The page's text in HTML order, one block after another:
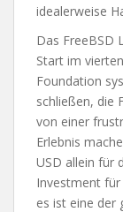
idealerweise
Das FreeBSD
Start im
Foundation
schließen, die
von einer
Erlebnis
USD allein für
Investment
es ist eine der